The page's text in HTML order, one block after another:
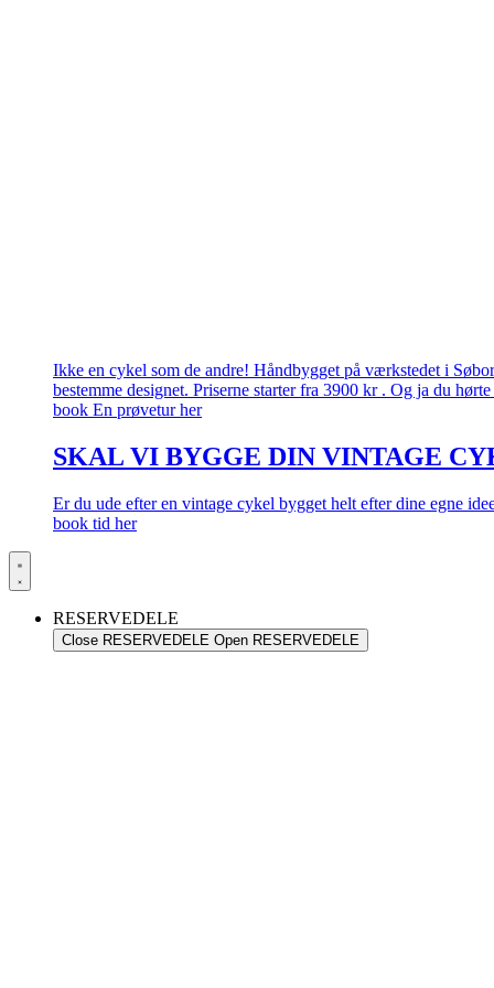
Ikke en cykel som de andre! Håndbygget på værkstedet i
bestemme designet. Priserne starter fra 3900 kr . Og ja du
book En prøvetur her
SKAL VI BYGGE DIN VINTAGE
Er du ude efter en vintage cykel bygget helt efter dine egne
book tid her
RESERVEDELE
Close RESERVEDELE Open RESERVEDELE